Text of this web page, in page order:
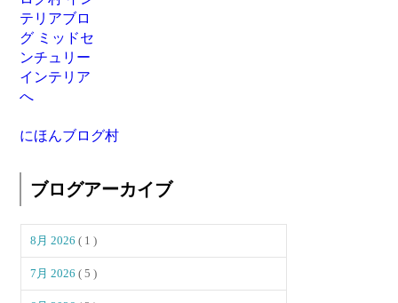
にほんブログ村
ブログアーカイブ
8月 2026( 1 )
7月 2026( 5 )